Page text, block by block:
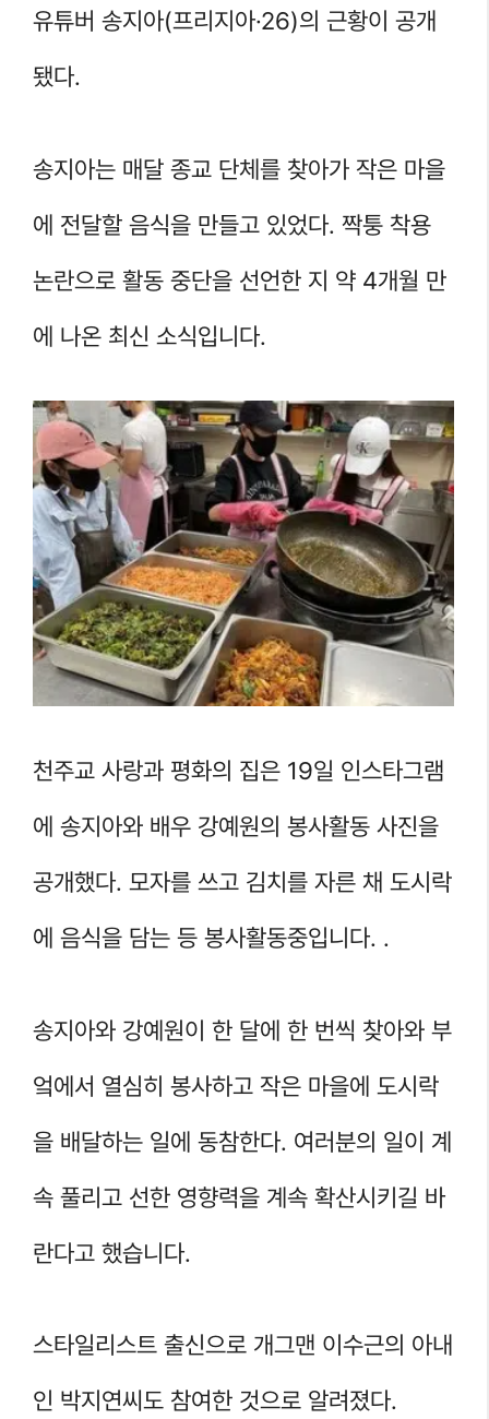
유튜버 송지아(프리지아·26)의 근황이 공개
됐다.
송지아는 매달 종교 단체를 찾아가 작은 마을
에 전달할 음식을 만들고 있었다. 짝퉁 착용
논란으로 활동 중단을 선언한 지 약 4개월 만
에 나온 최신 소식입니다.
천주교 사랑과 평화의 집은 19일 인스타그램
에 송지아와 배우 강예원의 봉사활동 사진을
공개했다. 모자를 쓰고 김치를 자른 채 도시락
에 음식을 담는 등 봉사활동중입니다. .
송지아와 강예원이 한 달에 한 번씩 찾아와 부
엌에서 열심히 봉사하고 작은 마을에 도시락
을 배달하는 일에 동참한다. 여러분의 일이 계
속 풀리고 선한 영향력을 계속 확산시키길 바
란다고 했습니다.
스타일리스트 출신으로 개그맨 이수근의 아내
인 박지연씨도 참여한 것으로 알려졌다.